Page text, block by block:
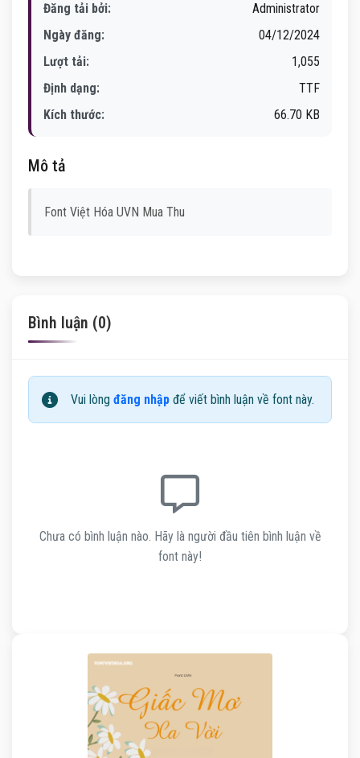
Đăng tải bởi:
Administrator
Ngày đăng:
04/12/2024
Lượt tải:
1,055
Định dạng:
TTF
Kích thước:
66.70 KB
Mô tả
Font Việt Hóa UVN Mua Thu
Bình luận (0)
Vui lòng đăng nhập để viết bình luận về font này.
Chưa có bình luận nào. Hãy là người đầu tiên bình luận về
font này!